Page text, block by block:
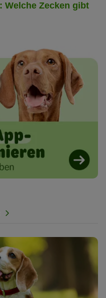
Welche Zecken gibt